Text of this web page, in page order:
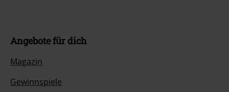
Angebote für dich
Magazin
Gewinnspiele